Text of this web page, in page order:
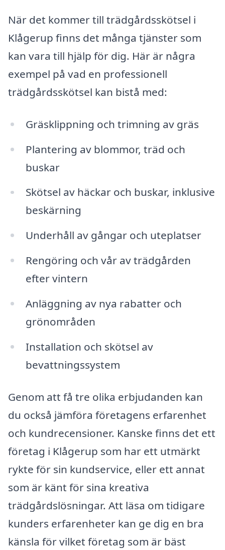
När det kommer till trädgårdsskötsel i
Klågerup finns det många tjänster som
kan vara till hjälp för dig. Här är några
exempel på vad en professionell
trädgårdsskötsel kan bistå med:
Gräsklippning och trimning av gräs
Plantering av blommor, träd och
buskar
Skötsel av häckar och buskar, inklusive
beskärning
Underhåll av gångar och uteplatser
Rengöring och vår av trädgården
efter vintern
Anläggning av nya rabatter och
grönområden
Installation och skötsel av
bevattningssystem
Genom att få tre olika erbjudanden kan
du också jämföra företagens erfarenhet
och kundrecensioner. Kanske finns det ett
företag i Klågerup som har ett utmärkt
rykte för sin kundservice, eller ett annat
som är känt för sina kreativa
trädgårdslösningar. Att läsa om tidigare
kunders erfarenheter kan ge dig en bra
känsla för vilket företag som är bäst